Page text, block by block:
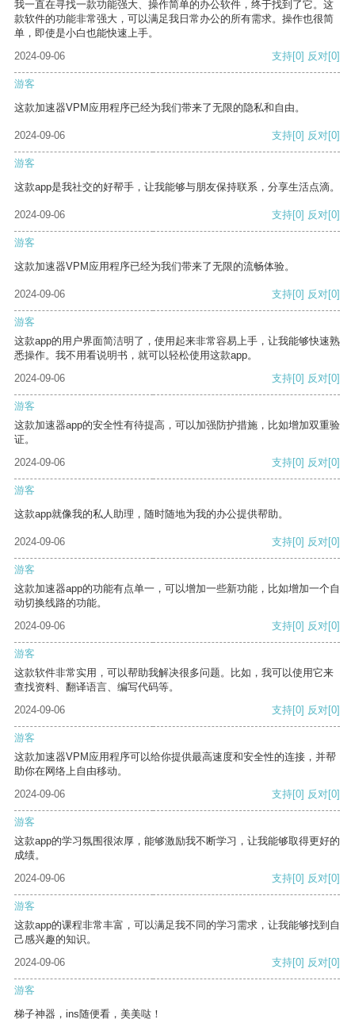
我一直在寻找一款功能强大、操作简单的办公软件，终于找到了它。这
款软件的功能非常强大，可以满足我日常办公的所有需求。操作也很简
单，即使是小白也能快速上手。
2024-09-06
支持[0] 反对[0]
游客
这款加速器VPM应用程序已经为我们带来了无限的隐私和自由。
2024-09-06 支持[0] 反对[0]
游客
这款app是我社交的好帮手，让我能够与朋友保持联系，分享生活点滴。
2024-09-06 支持[0] 反对[0]
游客
这款加速器VPM应用程序已经为我们带来了无限的流畅体验。
2024-09-06 支持[0] 反对[0]
游客
这款app的用户界面简洁明了，使用起来非常容易上手，让我能够快速熟
悉操作。我不用看说明书，就可以轻松使用这款app。
2024-09-06
支持[0] 反对[0]
游客
这款加速器app的安全性有待提高，可以加强防护措施，比如增加双重验
证。
2024-09-06
支持[0] 反对[0]
游客
这款app就像我的私人助理，随时随地为我的办公提供帮助。
2024-09-06 支持[0] 反对[0]
游客
这款加速器app的功能有点单一，可以增加一些新功能，比如增加一个自
动切换线路的功能。
2024-09-06
支持[0] 反对[0]
游客
这款软件非常实用，可以帮助我解决很多问题。比如，我可以使用它来
查找资料、翻译语言、编写代码等。
2024-09-06
支持[0] 反对[0]
游客
这款加速器VPM应用程序可以给你提供最高速度和安全性的连接，并帮
助你在网络上自由移动。
2024-09-06
支持[0] 反对[0]
游客
这款app的学习氛围很浓厚，能够激励我不断学习，让我能够取得更好的
成绩。
2024-09-06
支持[0] 反对[0]
游客
这款app的课程非常丰富，可以满足我不同的学习需求，让我能够找到自
己感兴趣的知识。
2024-09-06
支持[0] 反对[0]
游客
梯子神器，ins随便看，美美哒！